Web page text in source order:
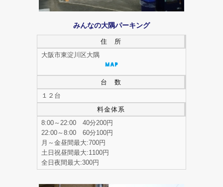
みんなの大隅パーキング
住 所
大阪市東淀川区大隅
台 数
１２台
料金体系
8:00～22:00 40分200円
22:00～8:00 60分100円
月～金昼間最大:700円
土日祝昼間最大:1100円
全日夜間最大:300円